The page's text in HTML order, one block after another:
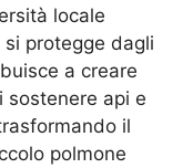
locale
protegge dagli
a creare
sostenere api e
il
polmone